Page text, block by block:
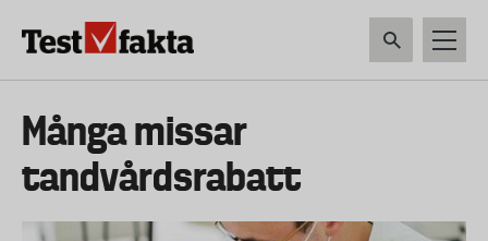
Huvudmeny
ny
HEM & HUSHÅLL
Många missar
tandvårdsrabatt